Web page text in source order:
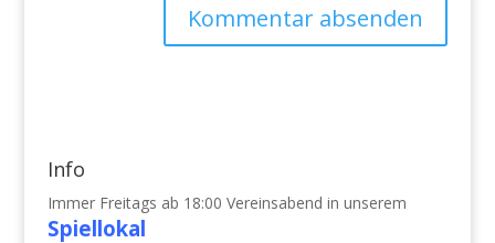
Info
Immer Freitags ab 18:00 Vereinsabend in unserem
Spiellokal